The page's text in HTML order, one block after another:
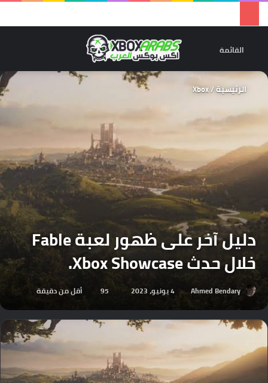
القائمة
الرئيسية/
Xbox
دليل آخر على ظهور لعبة Fable
خلال حدث Xbox Showcase.
Ahmed Bendary 4 يونيو، 2023 95 أقل من دقيقة